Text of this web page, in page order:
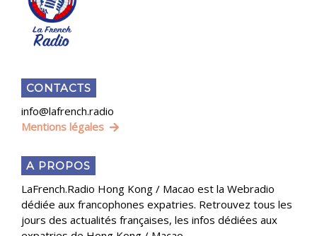
CONTACTS
info@lafrench.radio
Mentions légales
A PROPOS
LaFrench.Radio Hong Kong / Macao est la Webradio
dédiée aux francophones expatries. Retrouvez tous les
jours des actualités françaises, les infos dédiées aux